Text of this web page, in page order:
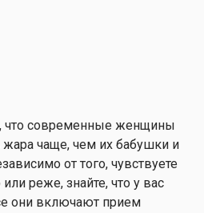
что современные женщины
чаще, чем их бабушки и
от того, чувствуете
реже, знайте, что у вас
они включают прием